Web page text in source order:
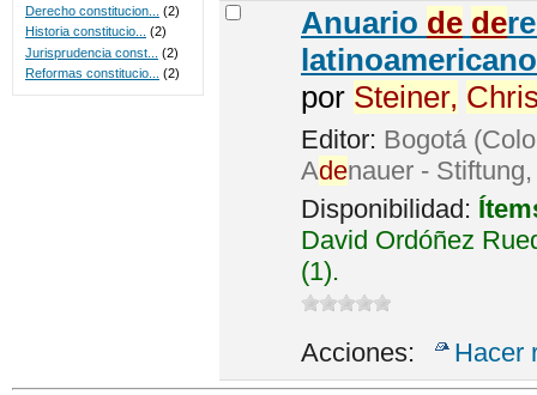
Anuario de de
por Steiner,
Editor: Bogotá
Adenauer -
Disponibilidad:
David Ordóñez
(1).
Acciones: Hacer
Derecho constitucion...
(2)
Historia constitucio... (2)
Jurisprudencia const...
(2)
Reformas constitucio...
(2)